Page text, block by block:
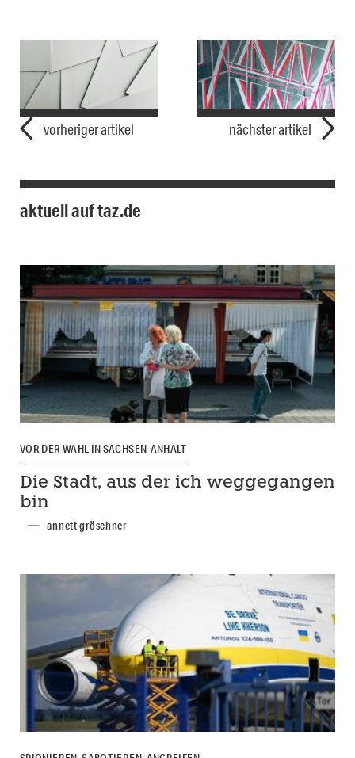
vorheriger artikel nächster artikel
aktuell auf taz.de
VOR DER WAHL IN SACHSEN-ANHALT
Die Stadt, aus der ich weggegangen
bin
annett gröschner